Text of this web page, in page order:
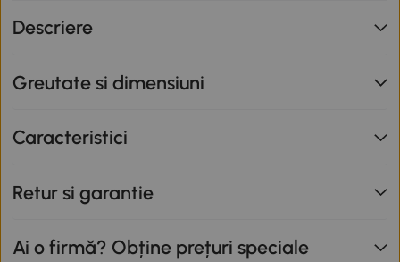
valabilă până la data de 12.08.2026.
Descriere
Greutate si dimensiuni
Caracteristici
Retur si garantie
Ai o firmă? Obține prețuri speciale